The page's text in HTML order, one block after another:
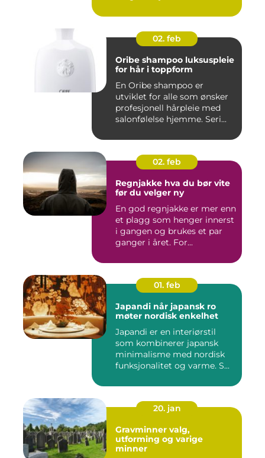
02. feb
Oribe shampoo luksuspleie
for hår i toppform
En Oribe shampoo er
utviklet for alle som ønsker
profesjonell hårpleie med
salonfølelse hjemme. Seri...
02. feb
Regnjakke hva du bør vite
før du velger ny
En god regnjakke er mer enn
et plagg som henger innerst
i gangen og brukes et par
ganger i året. For...
01. feb
Japandi når japansk ro
møter nordisk enkelhet
Japandi er en interiørstil
som kombinerer japansk
minimalisme med nordisk
funksjonalitet og varme. S...
20. jan
Gravminner valg,
utforming og varige
minner